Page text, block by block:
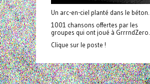
Un arc-en-ciel planté dans le béton.
1001 chansons offertes par les
groupes qui ont joué à GrrrndZero.
Clique sur le poste !